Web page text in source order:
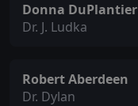
Donna DuPlantier
Dr. J. Ludka
Robert Aberdeen
Dr. Dylan